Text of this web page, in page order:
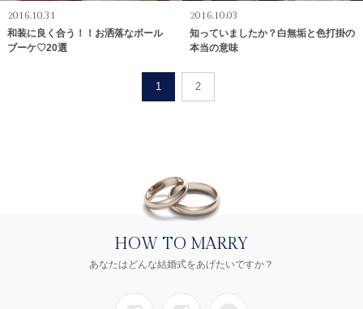
2016.10.31
和装に良く合う！！お洒落なボール
ブーケ♡20選
2016.10.03
知っていましたか？白無垢と色打掛の
本当の意味
1 2
HOW TO MARRY
あなたはどんな結婚式をあげたいですか？